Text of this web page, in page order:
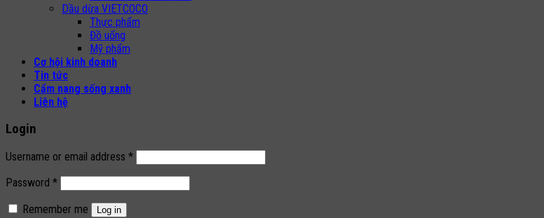
Dầu dừa VIETCOCO
Thực phẩm
Đồ uống
Mỹ phẩm
Cơ hội kinh doanh
Tin tức
Cẩm nang sống xanh
Liên hệ
Login
Username or email address *
Password *
Remember me
Log in